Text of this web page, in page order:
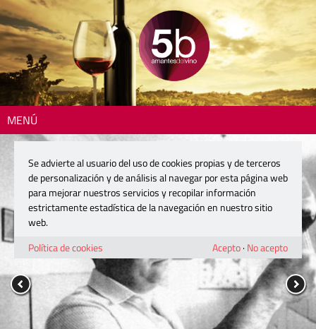
MENÚ
Se advierte al usuario del uso de cookies propias y de terceros
de personalización y de análisis al navegar por esta página web
para mejorar nuestros servicios y recopilar información
estrictamente estadística de la navegación en nuestro sitio
web.
Política de cookies
Acepto· No acepto